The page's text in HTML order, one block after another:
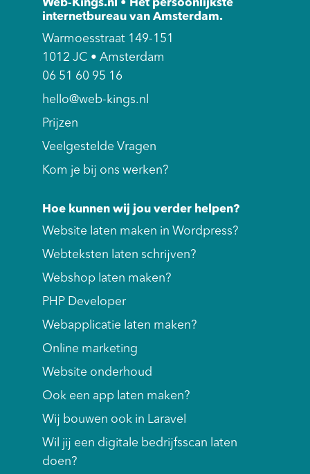
Web-Kings.nl • Het persoonlijkste
internetbureau van Amsterdam.
Warmoesstraat 149-151
1012 JC • Amsterdam
06 51 60 95 16
hello@web-kings.nl
Prijzen
Veelgestelde Vragen
Kom je bij ons werken?
Hoe kunnen wij jou verder helpen?
Website laten maken in Wordpress?
Webteksten laten schrijven?
Webshop laten maken?
PHP Developer
Webapplicatie laten maken?
Online marketing
Website onderhoud
Ook een app laten maken?
Wij bouwen ook in Laravel
Wil jij een digitale bedrijfsscan laten
doen?